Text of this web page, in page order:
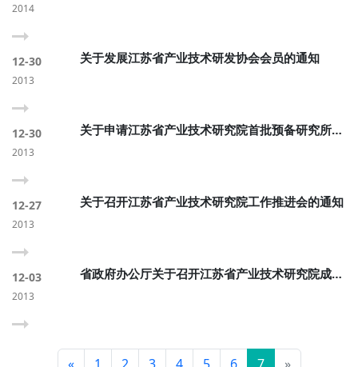
2014
12-30
2013
关于发展江苏省产业技术研发协会会员的通知
12-30
2013
关于申请江苏省产业技术研究院首批预备研究所的
12-27
2013
关于召开江苏省产业技术研究院工作推进会的通知
12-03
2013
省政府办公厅关于召开江苏省产业技术研究院成立
« 1 2 3 4 5 6 7 »